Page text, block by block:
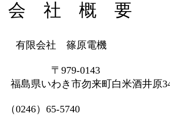
概 要
限会社 篠原電機
0143
県いわき市勿来町白米酒井原
）65-5740